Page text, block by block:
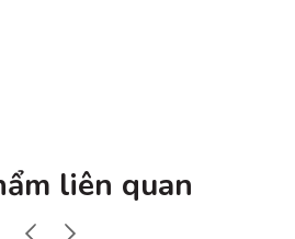
liên quan